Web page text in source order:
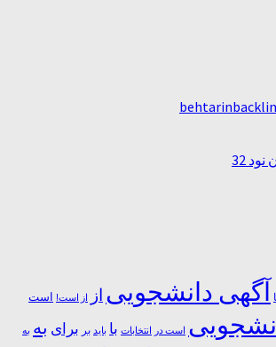
32
آگهی دانشجویی از از است! است
است در انتخابات با باید بر برای به به